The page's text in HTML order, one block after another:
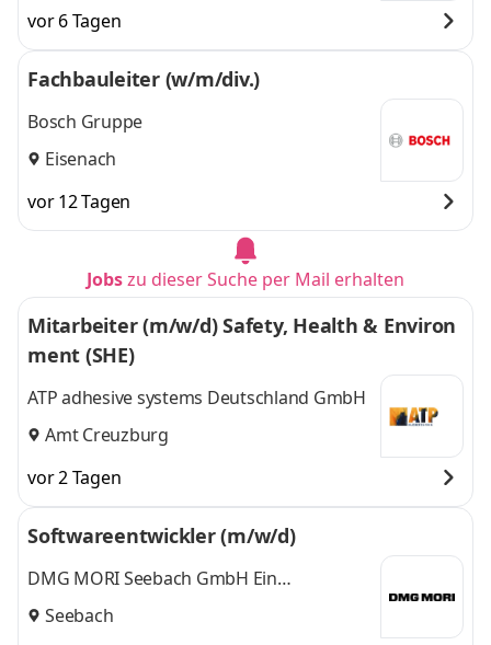
vor 6 Tagen
Fachbauleiter (w/m/div.)
Bosch Gruppe
Eisenach
vor 12 Tagen
Jobszu dieser Suche per Mail erhalten
Mitarbeiter (m/w/d) Safety, Health & Environ
ment (SHE)
ATP adhesive systems Deutschland GmbH
Amt Creuzburg
vor 2 Tagen
Softwareentwickler (m/w/d)
DMG MORI Seebach GmbH Ein
Unternehmen der DMG MORI Gruppe
Seebach